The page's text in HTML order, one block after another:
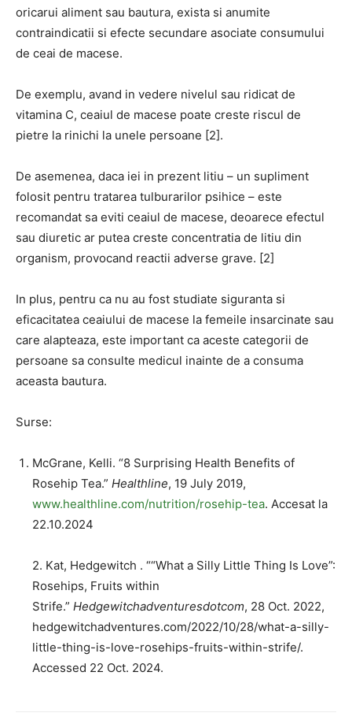
oricarui aliment sau bautura, exista si anumite
contraindicatii si efecte secundare asociate consumului
de ceai de macese.
De exemplu, avand in vedere nivelul sau ridicat de
vitamina C, ceaiul de macese poate creste riscul de
pietre la rinichi la unele persoane [2].
De asemenea, daca iei in prezent litiu – un supliment
folosit pentru tratarea tulburarilor psihice – este
recomandat sa eviti ceaiul de macese, deoarece efectul
sau diuretic ar putea creste concentratia de litiu din
organism, provocand reactii adverse grave. [2]
In plus, pentru ca nu au fost studiate siguranta si
eficacitatea ceaiului de macese la femeile insarcinate sau
care alapteaza, este important ca aceste categorii de
persoane sa consulte medicul inainte de a consuma
aceasta bautura.
Surse:
McGrane, Kelli. “8 Surprising Health Benefits of
Rosehip Tea.” Healthline, 19 July 2019,
www.healthline.com/nutrition/rosehip-tea. Accesat la
22.10.2024
2. Kat, Hedgewitch . ““What a Silly Little Thing Is Love”:
Rosehips, Fruits within
Strife.” Hedgewitchadventuresdotcom, 28 Oct. 2022,
hedgewitchadventures.com/2022/10/28/what-a-silly-
little-thing-is-love-rosehips-fruits-within-strife/.
Accessed 22 Oct. 2024.